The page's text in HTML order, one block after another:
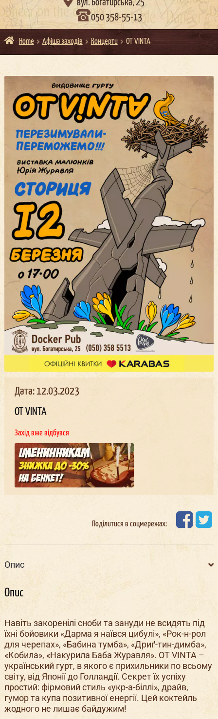
вул. Богатирська, 25
050 358-55-13
Home Афіша заходів Концерти OT VINTA
Дата: 12.03.2023
OT VINTA
Захід вже відбувся
Поділитися в соцмережах:
Опис
Опис
Навіть закоренілі сноби та зануди не всидять під
їхні бойовики «Дарма я наївся цибулі», «Рок-н-рол
для черепах», «Бабина тумба», «Дриґ-тин-димба»,
«Кобила», «Накурила Баба Журавля». OT VINTA –
український гурт, в якого є прихильники по всьому
світу, від Японії до Голландії. Секрет їх успіху
простий: фірмовий стиль «укр-а-біллі», драйв,
гумор та купа позитивної енергії. Цей коктейль
жодного не лишає байдужим!